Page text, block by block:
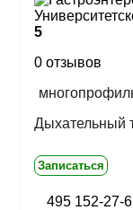
5
0 отзывов
Дыхательный
Записаться
495 152-27-